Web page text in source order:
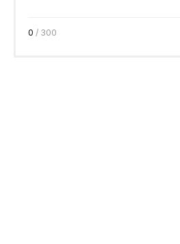
0 / 300